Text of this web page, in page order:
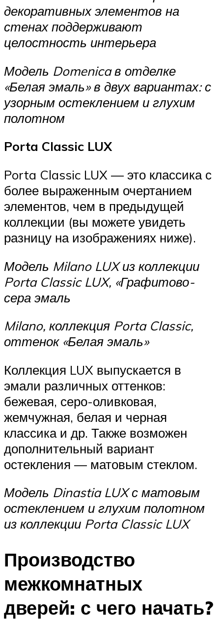
декоративных элементов на
стенах поддерживают
целостность интерьера
Модель Domenica в отделке
«Белая эмаль»в двух вариантах: с
узорным остеклением и глухим
полотном
Porta Classic LUX
Porta Classic LUX — это классика с
более выраженным очертанием
элементов, чем в предыдущей
коллекции (вы можете увидеть
разницу на изображениях ниже).
Модель Milano LUX из коллекции
Porta Classic LUX, «‎Графитово-
сера эмаль
Milano, коллекция Porta Classic,
оттенок «‎Белая эмаль»
Коллекция LUX выпускается в
эмали различных оттенков:
бежевая, серо-оливковая,
жемчужная, белая и черная
классика и др. Также возможен
дополнительный вариант
остекления — матовым стеклом.
Модель Dinastia LUX с матовым
остеклением и глухим полотном
из коллекции Porta Classic LUX
Производство
межкомнатных
дверей: с чего начать?